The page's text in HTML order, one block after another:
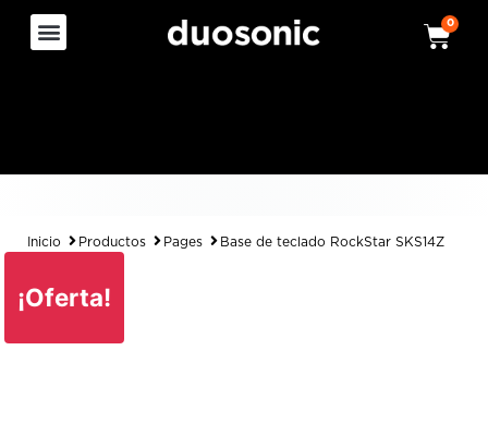
0
Inicio Productos Pages Base de teclado RockStar SKS14Z
¡Oferta!